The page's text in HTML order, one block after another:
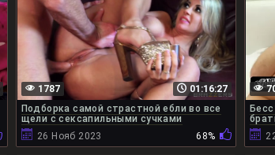
01:16:27
1787
Подборка самой страстной ебли во все
щели с сексапильными сучками
26 Нояб 2023
68%